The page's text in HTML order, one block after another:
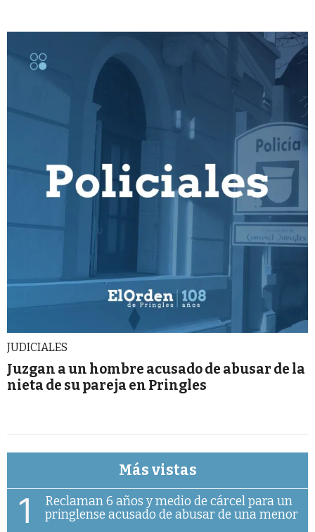
JUDICIALES
Juzgan a un hombre acusado de abusar de la
nieta de su pareja en Pringles
Más vistas
1
Reclaman 6 años y medio de cárcel para un
pringlense acusado de abusar de una menor